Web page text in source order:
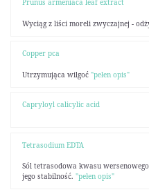
Prunus armeniaca leaf extract
Wyciąg z liści moreli zwyczajnej -
Copper pca
Utrzymująca wilgoć "pełen opis"
Capryloyl calicylic acid
Tetrasodium EDTA
Sól tetrasodowa kwasu
jego stabilność. "pełen opis"